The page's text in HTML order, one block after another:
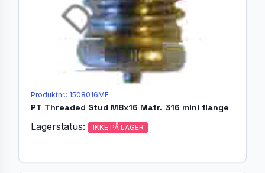
Produktnr.: 1508016MF
PT Threaded Stud M8x16 Matr. 316 mini flange
Lagerstatus: IKKE PÅ LAGER